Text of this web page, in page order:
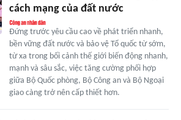
cách mạng của đất nước
Đứng trước yêu cầu cao về phát triển nhanh,
bền vững đất nước và bảo vệ Tổ quốc từ sớm,
từ xa trong bối cảnh thế giới biến động nhanh,
mạnh và sâu sắc, việc tăng cường phối hợp
giữa Bộ Quốc phòng, Bộ Công an và Bộ Ngoại
giao càng trở nên cấp thiết hơn.